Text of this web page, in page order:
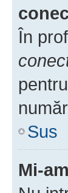
În
Sus
Mi-